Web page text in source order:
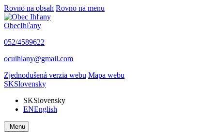
Rovno na obsah Rovno na menu
ObecIhľany
052/4589622
ocuihlany@gmail.com
Zjednodušená verzia webu Mapa webu
SKSlovensky
SKSlovensky
ENEnglish
Menu